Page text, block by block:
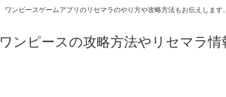
ワンピースゲームアプリのリセマラのやり方や攻略方法もお伝えします
ワンピースの攻略方法やリセマラ情